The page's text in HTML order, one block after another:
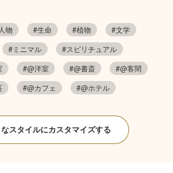
物 #生命 #植物
#文学
#ミニマル
#スピリチュアル
#@洋室 #@書斎
#@客間
#@カフェ #@ホテル
スタイルにカスタマイズする